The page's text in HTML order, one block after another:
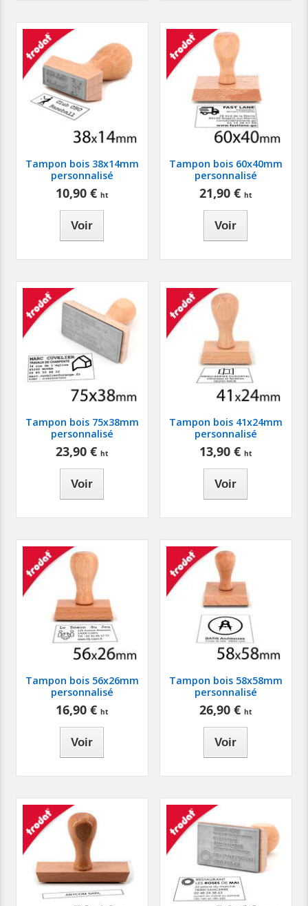
Tampon bois 38x14mm
personnalisé
10,90 €
Voir
Tampon bois 60x40mm
personnalisé
21,90 €
Voir
Tampon bois 75x38mm
personnalisé
23,90 €
Voir
Tampon bois 41x24mm
personnalisé
13,90 €
Voir
Tampon bois 56x26mm
personnalisé
16,90 €
Voir
Tampon bois 58x58mm
personnalisé
26,90 €
Voir